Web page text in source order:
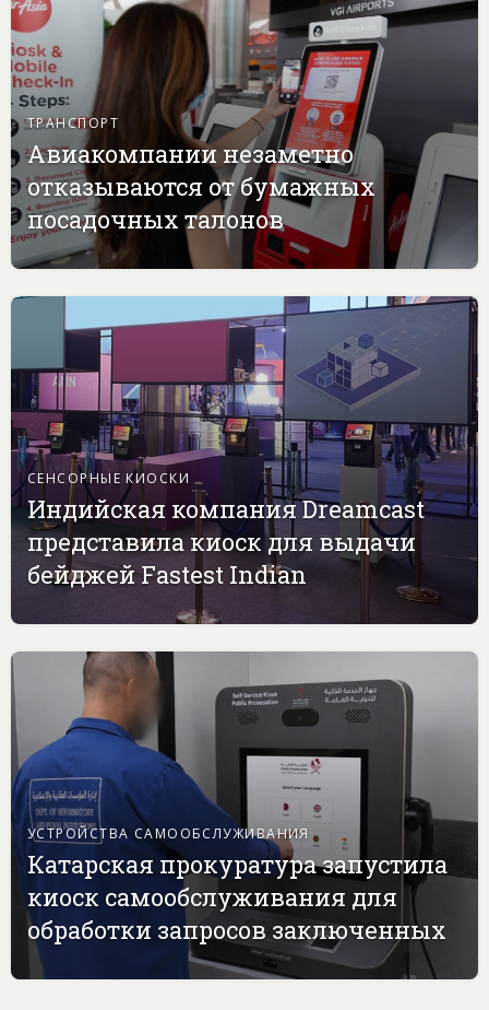
ТРАНСПОРТ
Авиакомпании незаметно
отказываются от бумажных
посадочных талонов
СЕНСОРНЫЕ КИОСКИ
Индийская компания Dreamcast
представила киоск для выдачи
бейджей Fastest Indian
УСТРОЙСТВА САМООБСЛУЖИВАНИЯ
Катарская прокуратура запустила
киоск самообслуживания для
обработки запросов заключенных